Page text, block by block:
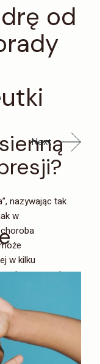
od
nazywając tak
w
w kilku
rozpoznać
Next